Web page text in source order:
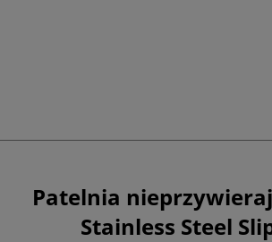
Patelnia
Stainless Steel